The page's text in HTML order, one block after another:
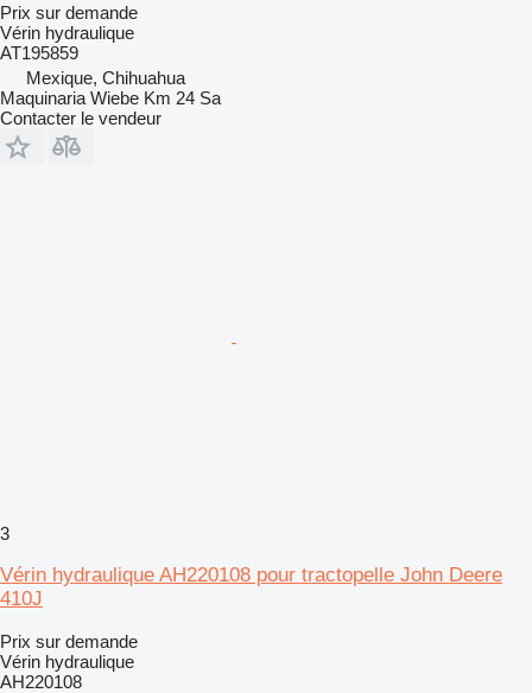
Prix sur demande
Vérin hydraulique
AT195859
Mexique, Chihuahua
Maquinaria Wiebe Km 24 Sa
Contacter le vendeur
3
Vérin hydraulique AH220108 pour tractopelle John Deere
410J
Prix sur demande
Vérin hydraulique
AH220108